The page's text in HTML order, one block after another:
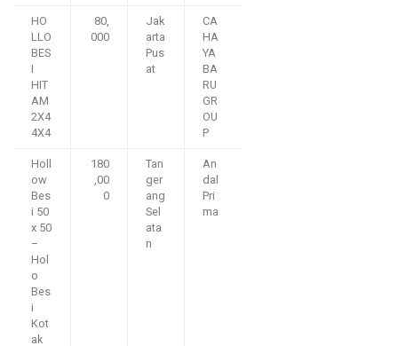
HO
LLO
BES
I
HIT
AM
2X4
4X4
80,
000
Jak
arta
Pus
at
CA
HA
YA
BA
RU
GR
OU
P
Holl
ow
Bes
i 50
x 50
–
Hol
o
Bes
i
Kot
ak
180
,00
0
Tan
ger
ang
Sel
ata
n
An
dal
Pri
ma